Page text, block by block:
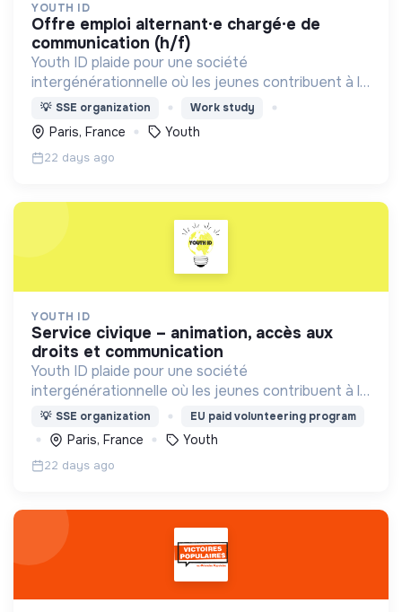
YOUTH ID
offre emploi alternant·e chargé·e de
communication (h/f)
Youth ID plaide pour une société
intergénérationnelle où les jeunes contribuent à la
construction d’un monde durable. Accompagner la
jeunesse, plus particulièrement les publics
prioritaires, à agir
💡 SSE organization Work study
Paris, France Youth
22 days ago
YOUTH ID
service civique – animation, accès aux
droits et communication
Youth ID plaide pour une société
intergénérationnelle où les jeunes contribuent à la
construction d’un monde durable. Accompagner la
jeunesse, plus particulièrement les publics
prioritaires, à agir
💡 SSE organization EU paid volunteering program
Paris, France Youth
22 days ago